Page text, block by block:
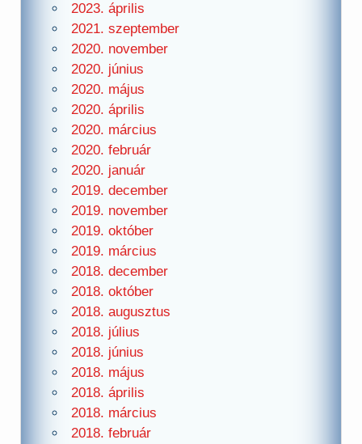
2023. április
2021. szeptember
2020. november
2020. június
2020. május
2020. április
2020. március
2020. február
2020. január
2019. december
2019. november
2019. október
2019. március
2018. december
2018. október
2018. augusztus
2018. július
2018. június
2018. május
2018. április
2018. március
2018. február